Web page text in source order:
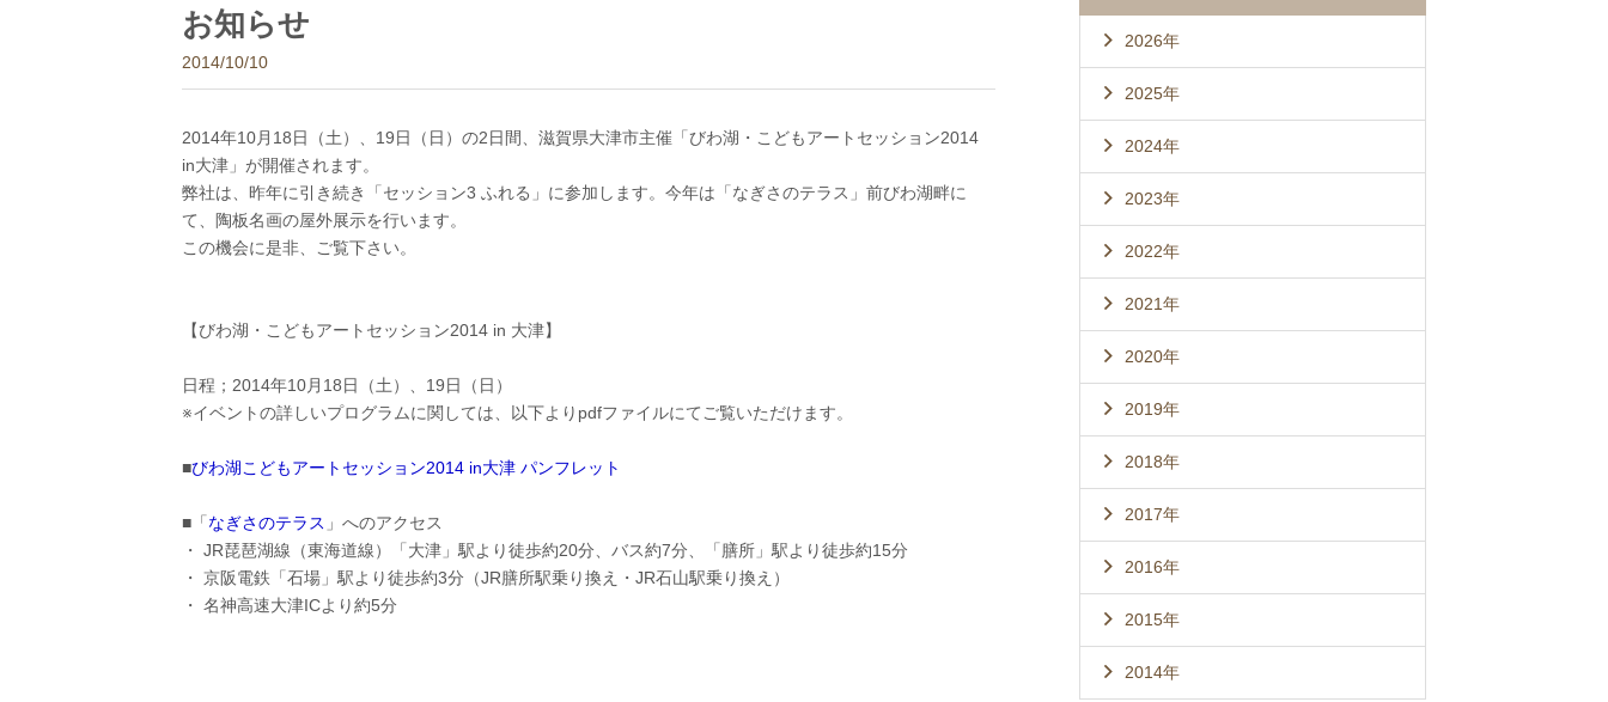
お知らせ
2014/10/10
2014年10月18日（土）、19日（日）の2日間、滋賀県大津市主催「びわ湖・こどもアートセッション2014
in大津」が開催されます。
弊社は、昨年に引き続き「セッション3 ふれる」に参加します。今年は「なぎさのテラス」前びわ湖畔に
て、陶板名画の屋外展示を行います。
この機会に是非、ご覧下さい。
【びわ湖・こどもアートセッション2014 in 大津】
日程；2014年10月18日（土）、19日（日）
※イベントの詳しいプログラムに関しては、以下よりpdfファイルにてご覧いただけます。
■びわ湖こどもアートセッション2014 in大津 パンフレット
■「 なぎさのテラス 」へのアクセス
・ JR琵琶湖線（東海道線）「大津」駅より徒歩約20分、バス約7分、「膳所」駅より徒歩約15分
・ 京阪電鉄「石場」駅より徒歩約3分（JR膳所駅乗り換え・JR石山駅乗り換え）
・ 名神高速大津ICより約5分
2026年
2025年
2024年
2023年
2022年
2021年
2020年
2019年
2018年
2017年
2016年
2015年
2014年